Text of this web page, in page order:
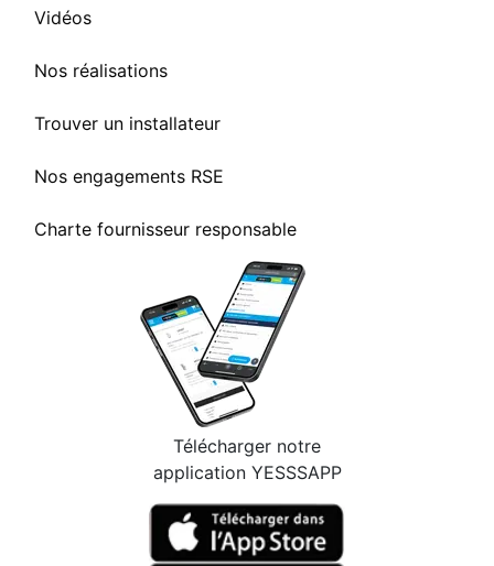
Vidéos
Nos réalisations
Trouver un installateur
Nos engagements RSE
Charte fournisseur responsable
Télécharger notre
application YESSSAPP